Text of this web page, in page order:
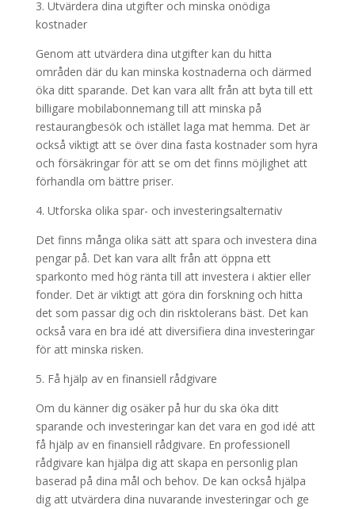
3. Utvärdera dina utgifter och minska onödiga
kostnader
Genom att utvärdera dina utgifter kan du hitta
områden där du kan minska kostnaderna och därmed
öka ditt sparande. Det kan vara allt från att byta till ett
billigare mobilabonnemang till att minska på
restaurangbesök och istället laga mat hemma. Det är
också viktigt att se över dina fasta kostnader som hyra
och försäkringar för att se om det finns möjlighet att
förhandla om bättre priser.
4. Utforska olika spar- och investeringsalternativ
Det finns många olika sätt att spara och investera dina
pengar på. Det kan vara allt från att öppna ett
sparkonto med hög ränta till att investera i aktier eller
fonder. Det är viktigt att göra din forskning och hitta
det som passar dig och din risktolerans bäst. Det kan
också vara en bra idé att diversifiera dina investeringar
för att minska risken.
5. Få hjälp av en finansiell rådgivare
Om du känner dig osäker på hur du ska öka ditt
sparande och investeringar kan det vara en god idé att
få hjälp av en finansiell rådgivare. En professionell
rådgivare kan hjälpa dig att skapa en personlig plan
baserad på dina mål och behov. De kan också hjälpa
dig att utvärdera dina nuvarande investeringar och ge